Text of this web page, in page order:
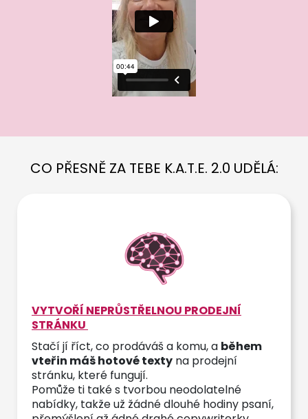
CO PŘESNĚ ZA TEBE K.A.T.E. 2.0 UDĚLÁ:
VYTVOŘÍ NEPRŮSTŘELNOU PRODEJNÍ
STRÁNKU
Stačí jí říct, co prodáváš a komu, a během
vteřin máš hotové texty na prodejní
stránku, které fungují.
Pomůže ti také s tvorbou neodolatelné
nabídky, takže už žádné dlouhé hodiny psaní,